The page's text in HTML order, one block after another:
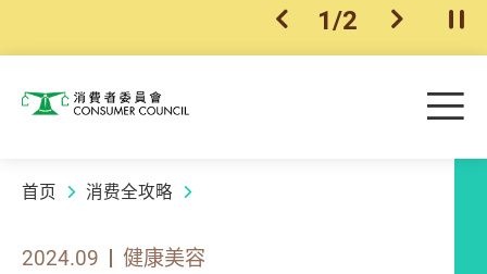
上一个
1/2 下一个开
消费者委员会 目
首页 消费全攻略
2024.09 健康美容